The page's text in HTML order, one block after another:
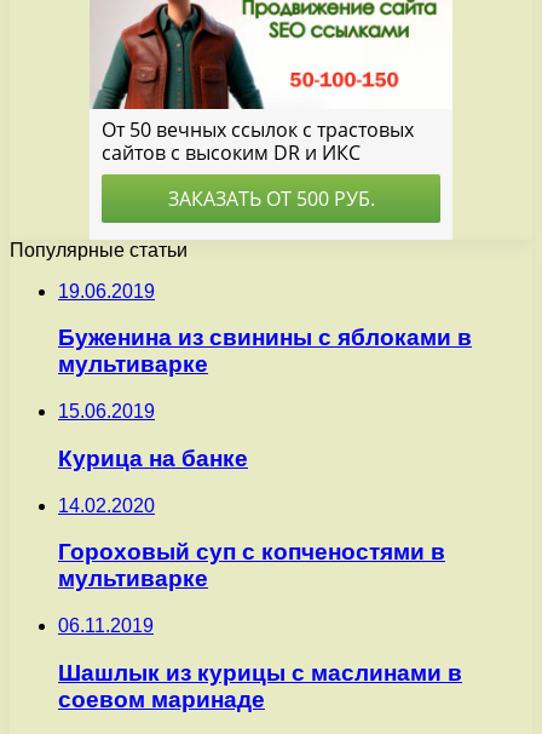
Популярные статьи
19.06.2019
Буженина из свинины с яблоками в
мультиварке
15.06.2019
Курица на банке
14.02.2020
Гороховый суп с копченостями в
мультиварке
06.11.2019
Шашлык из курицы с маслинами в
соевом маринаде